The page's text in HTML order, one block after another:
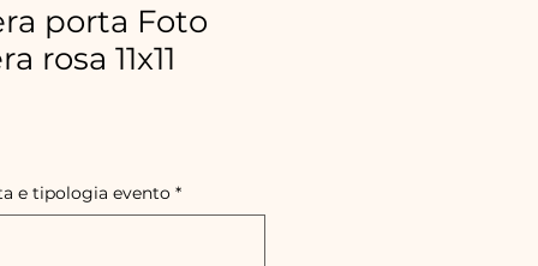
porta Foto
rosa 11x11
e tipologia evento *